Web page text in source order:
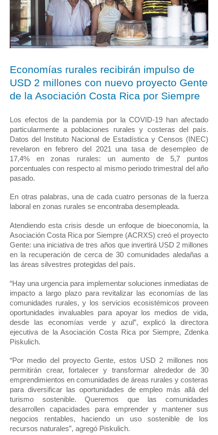
Economías rurales recibirán impulso de
USD 2 millones con nuevo proyecto Gente
de la Asociación Costa Rica por Siempre
Los efectos de la pandemia por la COVID-19 han afectado
particularmente a poblaciones rurales y costeras del país.
Datos del Instituto Nacional de Estadística y Censos (INEC)
revelaron en febrero del 2021 una tasa de desempleo de
17,4% en zonas rurales: un aumento de 5,7 puntos
porcentuales con respecto al mismo periodo trimestral del año
pasado.
En otras palabras, una de cada cuatro personas de la fuerza
laboral en zonas rurales se encontraba desempleada.
Atendiendo esta crisis desde un enfoque de bioeconomía, la
Asociación Costa Rica por Siempre (ACRXS) creó el proyecto
Gente: una iniciativa de tres años que invertirá USD 2 millones
en la recuperación de cerca de 30 comunidades aledañas a
las áreas silvestres protegidas del país.
“Hay una urgencia para implementar soluciones inmediatas de
impacto a largo plazo para revitalizar las economías de las
comunidades rurales, y los servicios ecosistémicos proveen
oportunidades invaluables para apoyar los medios de vida,
desde las economías verde y azul”, explicó la directora
ejecutiva de la Asociación Costa Rica por Siempre, Zdenka
Piskulich.
“Por medio del proyecto Gente, estos USD 2 millones nos
permitirán crear, fortalecer y transformar alrededor de 30
emprendimientos en comunidades de áreas rurales y costeras
para diversificar las oportunidades de empleo más allá del
turismo sostenible. Queremos que las comunidades
desarrollen capacidades para emprender y mantener sus
negocios rentables, haciendo un uso sostenible de los
recursos naturales”, agregó Piskulich.